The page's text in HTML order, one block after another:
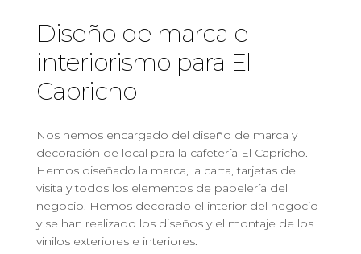
Diseño de marca e
interiorismo para El
Capricho
Nos hemos encargado del diseño de marca y
decoración de local para la cafetería El Capricho.
Hemos diseñado la marca, la carta, tarjetas de
visita y todos los elementos de papelería del
negocio. Hemos decorado el interior del negocio
y se han realizado los diseños y el montaje de los
vinilos exteriores e interiores.